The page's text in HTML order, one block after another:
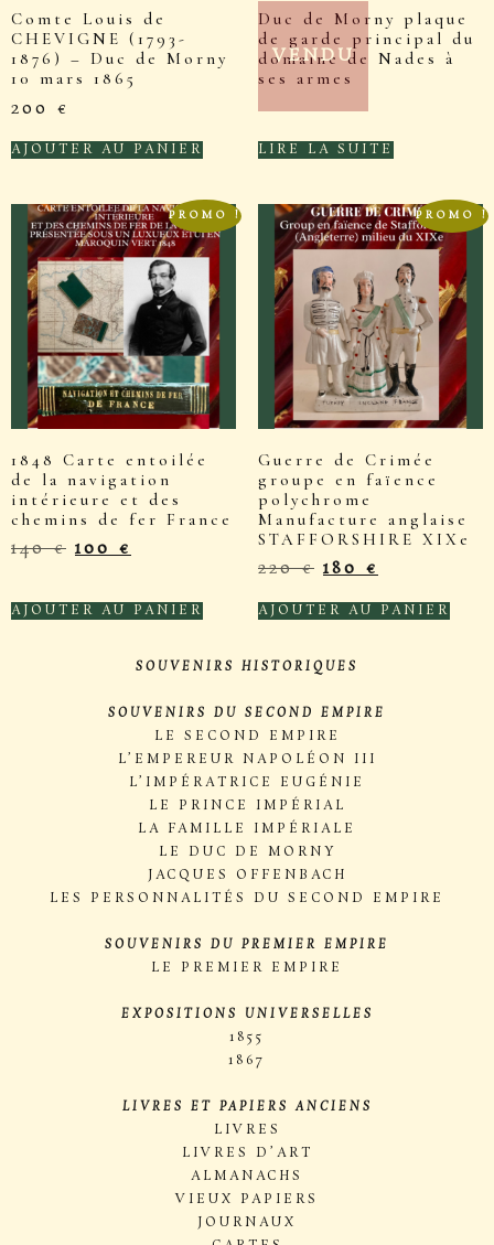
Comte Louis de
CHEVIGNE (1793-
1876) – Duc de Morny
10 mars 1865
200 €
AJOUTER AU PANIER
VENDU
Duc de Morny plaque
de garde principal du
domaine de Nades à
ses armes
LIRE LA SUITE
PROMO !
1848 Carte entoilée
de la navigation
intérieure et des
chemins de fer France
140€ 100€
AJOUTER AU PANIER
PROMO !
Guerre de Crimée
groupe en faïence
polychrome
Manufacture anglaise
STAFFORSHIRE XIXe
220€ 180€
AJOUTER AU PANIER
SOUVENIRS HISTORIQUES
SOUVENIRS DU SECOND EMPIRE
LE SECOND EMPIRE
L’EMPEREUR NAPOLÉON III
L’IMPÉRATRICE EUGÉNIE
LE PRINCE IMPÉRIAL
LA FAMILLE IMPÉRIALE
LE DUC DE MORNY
JACQUES OFFENBACH
LES PERSONNALITÉS DU SECOND EMPIRE
SOUVENIRS DU PREMIER EMPIRE
LE PREMIER EMPIRE
EXPOSITIONS UNIVERSELLES
1855
1867
LIVRES ET PAPIERS ANCIENS
LIVRES
LIVRES D’ART
ALMANACHS
VIEUX PAPIERS
JOURNAUX